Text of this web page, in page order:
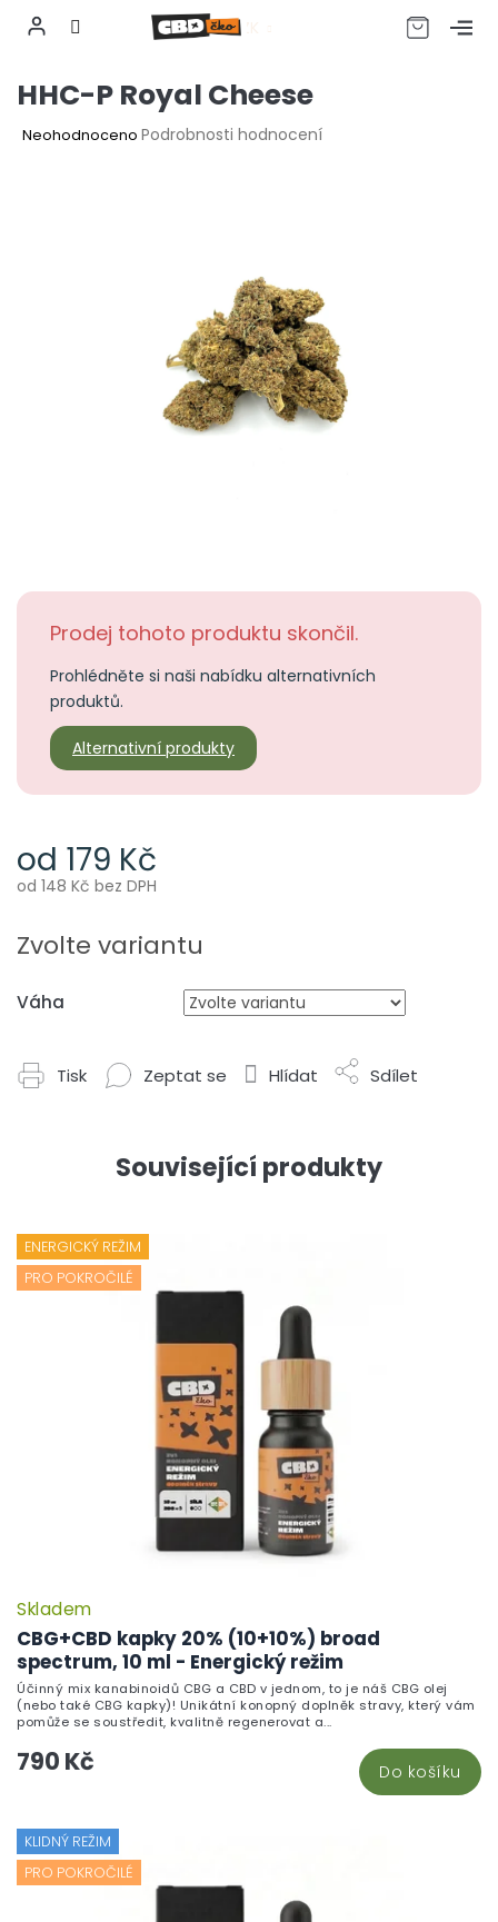
CZK
HHC-P Royal Cheese
Průměrné
Neohodnoceno Podrobnosti hodnocení
od 179 Kč
od 148 Kč bez DPH
cena:
Zvolte variantu
Váha
Prodej tohoto produktu skončil.
Prohlédněte si naši nabídku alternativních
produktů.
Alternativní produkty
Tisk Zeptat se Hlídat Sdílet
Související produkty
ENERGICKÝ REŽIM
PRO POKROČILÉ
CBG+CBD kapky 20% (10+10%) broad
spectrum, 10 ml - Energický režim
Skladem
790 Kč Do košíku
Účinný mix kanabinoidů CBG a CBD v jednom, to je náš CBG olej
(nebo také CBG kapky)! Unikátní konopný doplněk stravy, který vám
pomůže se soustředit, kvalitně regenerovat a...
KLIDNÝ REŽIM
PRO POKROČILÉ